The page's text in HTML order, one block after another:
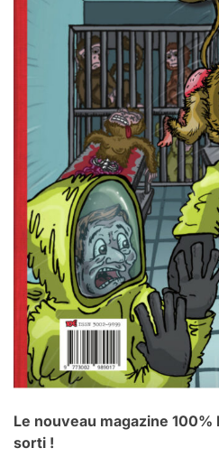
Le nouveau magazine 100%
sorti !